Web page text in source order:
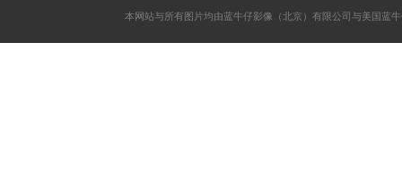
本网站与所有图片均由蓝牛仔影像（北京）有限公司与美国蓝